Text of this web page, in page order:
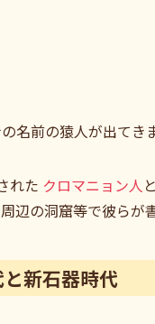
前の猿人が出てき
れた クロマニョン人
辺の洞窟等で彼らが
新石器時代